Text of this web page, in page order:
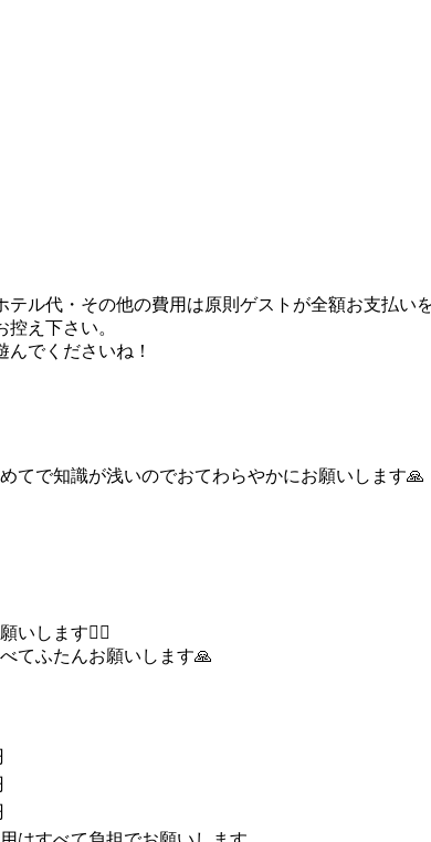
ル代・その他の費用は原則ゲストが全額お支払い
え下さい。
んでくださいね！
てで知識が浅いのでおてわらやかにお願いします🙏
いします🙇‍♀️
てふたんお願いします🙏